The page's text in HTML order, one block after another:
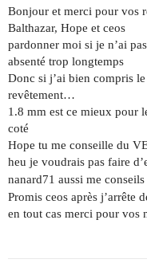
Bonjour et merci pour vos
Balthazar, Hope et ceos
pardonner moi si je n’ai
absenté trop longtemps
Donc si j’ai bien compris
revêtement…
1.8 mm est ce mieux pour
coté
Hope tu me conseille du
heu je voudrais pas faire
nanard71 aussi me
Promis ceos après j’arrête
en tout cas merci pour vos